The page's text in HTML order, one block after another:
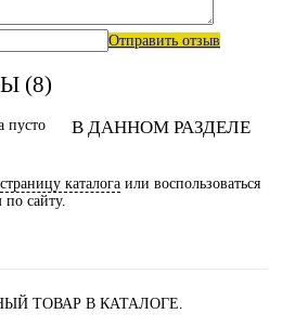
Отправить отзыв
(8)
В ДАННОМ РАЗДЕЛЕ
страницу каталога или воспользоваться
сайту.
ТОВАР В КАТАЛОГЕ.